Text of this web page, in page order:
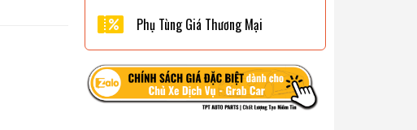
Phụ Tùng Giá Thương Mại